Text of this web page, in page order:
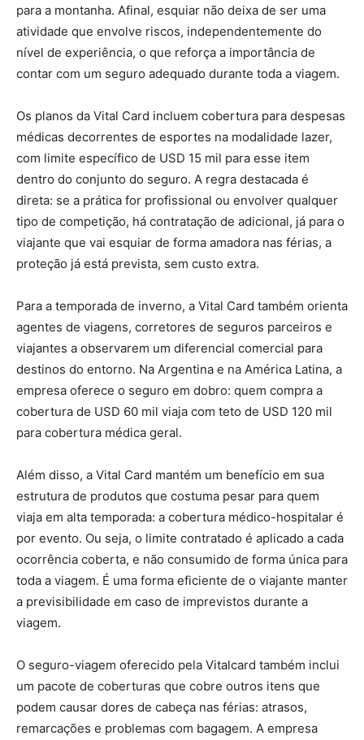
para a montanha. Afinal, esquiar não deixa de ser uma
atividade que envolve riscos, independentemente do
nível de experiência, o que reforça a importância de
contar com um seguro adequado durante toda a viagem.
Os planos da Vital Card incluem cobertura para despesas
médicas decorrentes de esportes na modalidade lazer,
com limite específico de USD 15 mil para esse item
dentro do conjunto do seguro. A regra destacada é
direta: se a prática for profissional ou envolver qualquer
tipo de competição, há contratação de adicional, já para o
viajante que vai esquiar de forma amadora nas férias, a
proteção já está prevista, sem custo extra.
Para a temporada de inverno, a Vital Card também orienta
agentes de viagens, corretores de seguros parceiros e
viajantes a observarem um diferencial comercial para
destinos do entorno. Na Argentina e na América Latina, a
empresa oferece o seguro em dobro: quem compra a
cobertura de USD 60 mil viaja com teto de USD 120 mil
para cobertura médica geral.
Além disso, a Vital Card mantém um benefício em sua
estrutura de produtos que costuma pesar para quem
viaja em alta temporada: a cobertura médico-hospitalar é
por evento. Ou seja, o limite contratado é aplicado a cada
ocorrência coberta, e não consumido de forma única para
toda a viagem. É uma forma eficiente de o viajante manter
a previsibilidade em caso de imprevistos durante a
viagem.
O seguro-viagem oferecido pela Vitalcard também inclui
um pacote de coberturas que cobre outros itens que
podem causar dores de cabeça nas férias: atrasos,
remarcações e problemas com bagagem. A empresa